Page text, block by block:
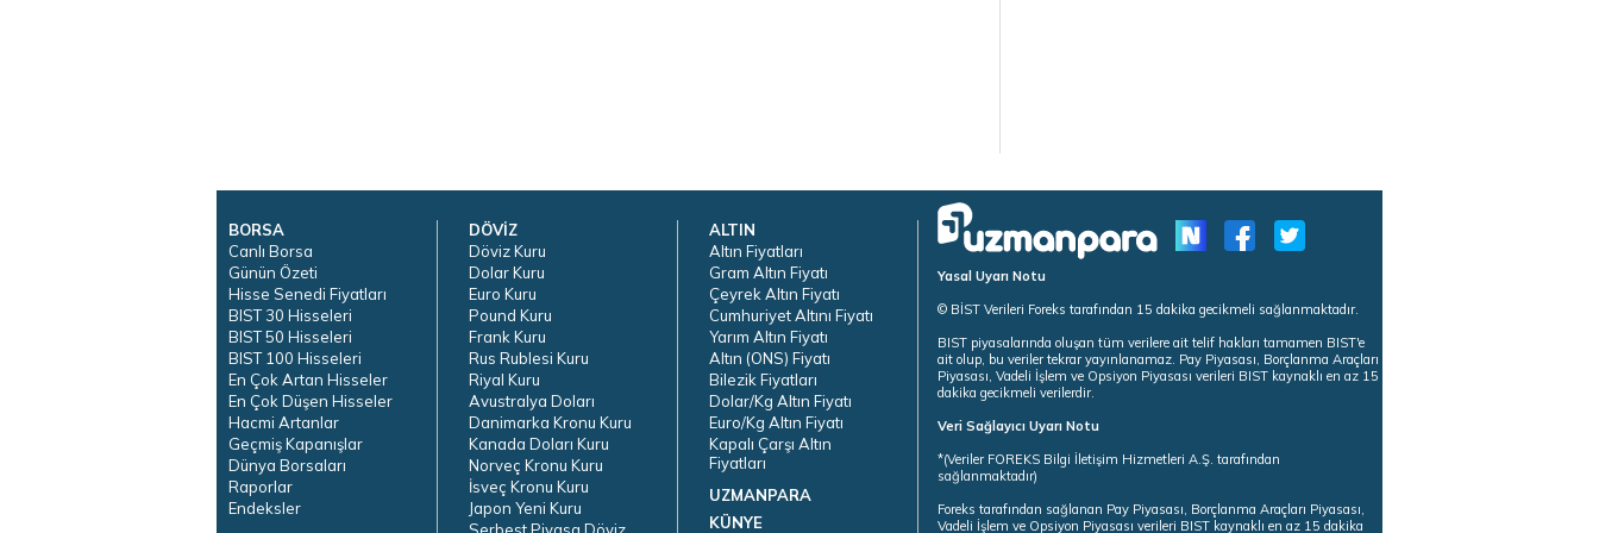
BORSA
Canlı Borsa
Günün Özeti
Hisse Senedi Fiyatları
BIST 30 Hisseleri
BIST 50 Hisseleri
BIST 100 Hisseleri
En Çok Artan Hisseler
En Çok Düşen Hisseler
Hacmi Artanlar
Geçmiş Kapanışlar
Dünya Borsaları
Raporlar
Endeksler
DÖVİZ
Döviz Kuru
Dolar Kuru
Euro Kuru
Pound Kuru
Frank Kuru
Rus Rublesi Kuru
Riyal Kuru
Avustralya Doları
Danimarka Kronu Kuru
Kanada Doları Kuru
Norveç Kronu Kuru
İsveç Kronu Kuru
Japon Yeni Kuru
Serbest Piyasa Döviz
ALTIN
Altın Fiyatları
Gram Altın Fiyatı
Çeyrek Altın Fiyatı
Cumhuriyet Altını Fiyatı
Yarım Altın Fiyatı
Altın (ONS) Fiyatı
Bilezik Fiyatları
Dolar/Kg Altın Fiyatı
Euro/Kg Altın Fiyatı
Kapalı Çarşı Altın
Fiyatları
UZMANPARA
KÜNYE
Yasal Uyarı Notu
© BİST Verileri Foreks tarafından 15 dakika gecikmeli sağlanmaktadır.
BIST piyasalarında oluşan tüm verilere ait telif hakları tamamen BIST'e
ait olup, bu veriler tekrar yayınlanamaz. Pay Piyasası, Borçlanma Araçları
Piyasası, Vadeli İşlem ve Opsiyon Piyasası verileri BIST kaynaklı en az 15
dakika gecikmeli verilerdir.
Veri Sağlayıcı Uyarı Notu
*(Veriler FOREKS Bilgi İletişim Hizmetleri A.Ş. tarafından
sağlanmaktadır)
Foreks tarafından sağlanan Pay Piyasası, Borçlanma Araçları Piyasası,
Vadeli İşlem ve Opsiyon Piyasası verileri BIST kaynaklı en az 15 dakika